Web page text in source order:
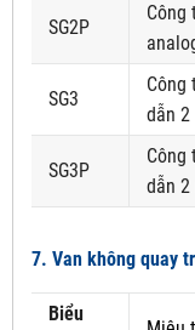
SG2P
Công
SG3
Công
dẫn 2
SG3P
Công
dẫn 2
7. Van không quay
Biểu